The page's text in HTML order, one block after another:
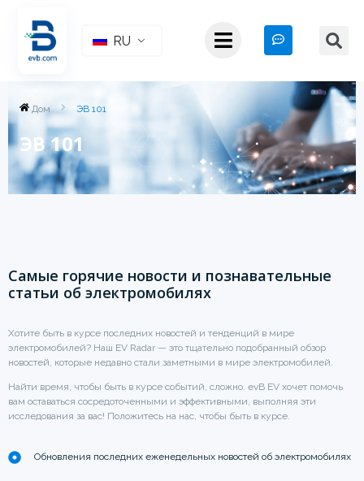
RU
Дом ЭВ 101
ЭВ 101
Самые горячие новости и познавательные
статьи об электромобилях
Хотите быть в курсе последних новостей и тенденций в мире
электромобилей? Наш EV Radar — это тщательно подобранный обзор
новостей, которые недавно стали заметными в мире электромобилей.
Найти время, чтобы быть в курсе событий, сложно. evB EV хочет помочь
вам оставаться сосредоточенными и эффективными, выполняя эти
исследования за вас! Положитесь на нас, чтобы быть в курсе.
Обновления последних еженедельных новостей об электромобилях